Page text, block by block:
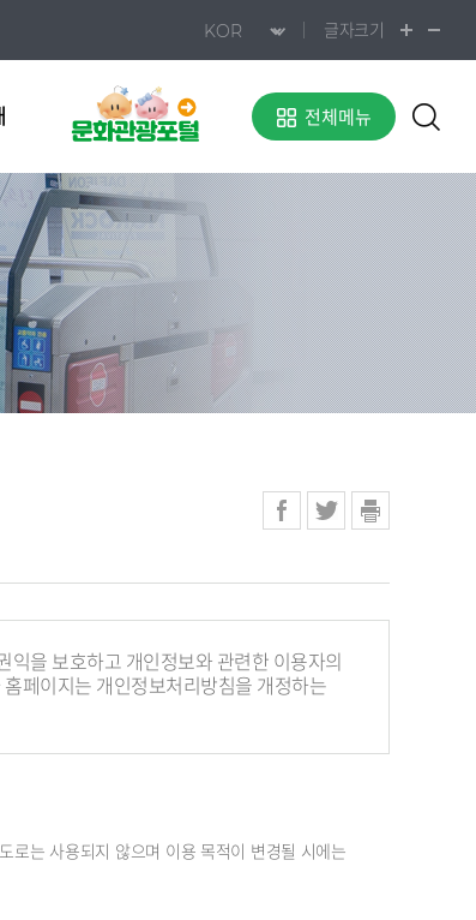
글자크기
전체메뉴
을 보호하고 개인정보와 관련한 이용자의
페이지는 개인정보처리방침을 개정하는
로는 사용되지 않으며 이용 목적이 변경될 시에는